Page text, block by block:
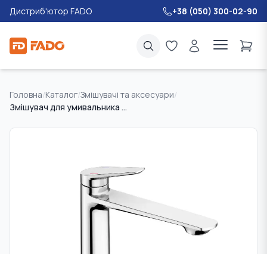
Дистриб'ютор FADO +38 (050) 300-02-90
Головна/Каталог/Змішувачі та аксесуари/
Змішувач для умивальника високий FADO Garda хром